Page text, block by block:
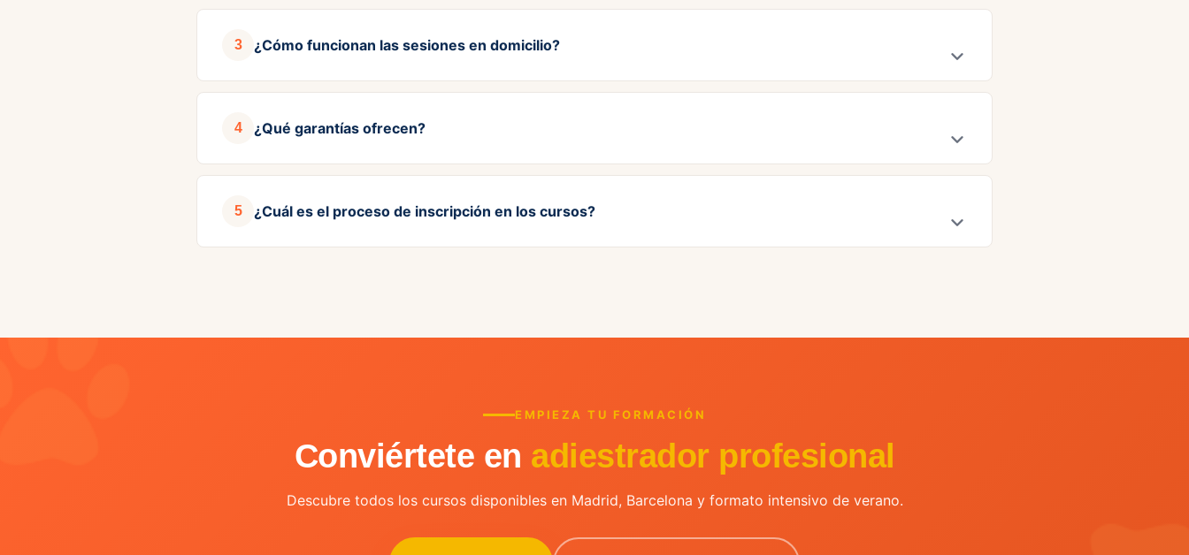
cada propietario. No somos sectarios: usamos lo que mejor funciona para cada caso.
3 ¿Cómo funcionan las sesiones en domicilio?
aprenda a manejar a su perro en su entorno habitual.
4 ¿Qué garantías ofrecen?
y te devolvemos el importe de las sesiones no impartidas.
5 ¿Cuál es el proceso de inscripción en los cursos?
EMPIEZA TU FORMACIÓN
Conviértete en adiestrador profesional
Descubre todos los cursos disponibles en Madrid, Barcelona y formato intensivo de verano.